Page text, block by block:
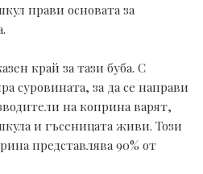
прави основата за
край за тази буба. С
суровината, за да се направи
на коприна варят,
и гъсеницата живи. Този
представлява 90% от